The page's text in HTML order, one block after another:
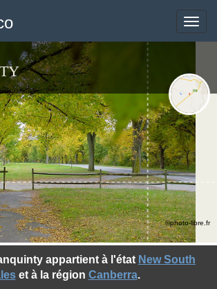
Toggle
appartient à l'état New South
et à la région Canberra.
©photo-libre.fr
Toggle